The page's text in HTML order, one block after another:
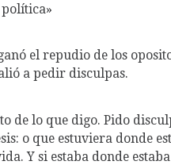
el repudio de los
a pedir disculpas.
de lo que digo. Pido
o que estuviera donde
Y si estaba donde